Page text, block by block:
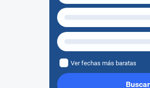
Ver fechas más baratas
Buscar